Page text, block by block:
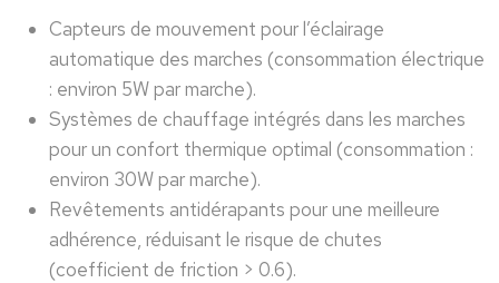
Capteurs de mouvement pour l’éclairage
automatique des marches (consommation électrique
: environ 5W par marche).
Systèmes de chauffage intégrés dans les marches
pour un confort thermique optimal (consommation :
environ 30W par marche).
Revêtements antidérapants pour une meilleure
adhérence, réduisant le risque de chutes
(coefficient de friction > 0.6).